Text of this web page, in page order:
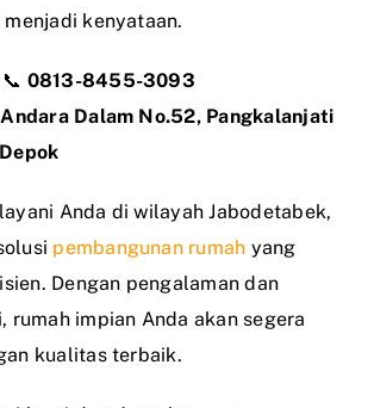
kenyataan.
0813-8455-3093
Dalam No.52, Pangkalanjati
Anda di wilayah Jabodetabek,
pembangunan rumah yang
Dengan pengalaman dan
rumah impian Anda akan segera
kualitas terbaik.